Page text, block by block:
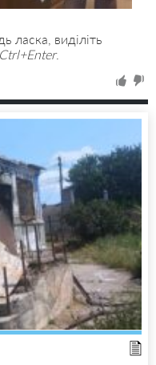
ласка, виділіть
Ctrl+Enter.